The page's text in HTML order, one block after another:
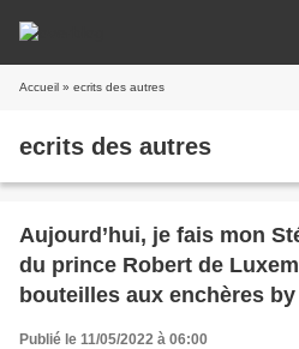
Accueil » ecrits des autres
ecrits des autres
Aujourd’hui, je fais mon
du prince Robert de
bouteilles aux enchères
à 2,65 millions d’€...
Publié le 11/05/2022 à 06:00